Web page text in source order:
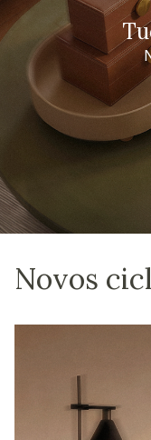
Novos